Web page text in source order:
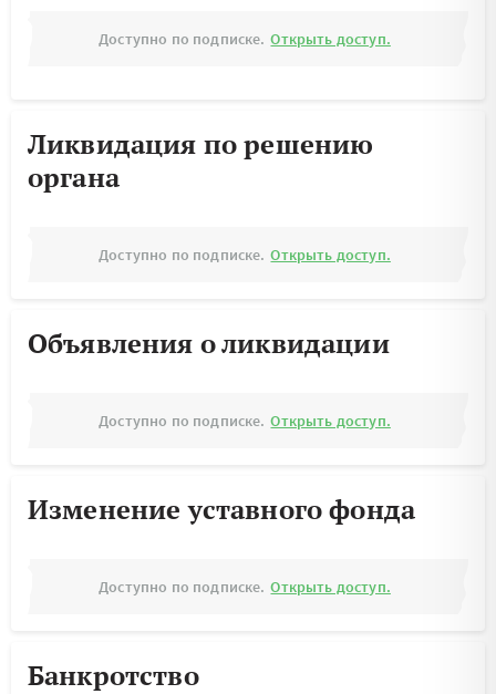
Доступно по подписке. Открыть доступ.
Ликвидация по решению
органа
Доступно по подписке. Открыть доступ.
Объявления о ликвидации
Доступно по подписке. Открыть доступ.
Изменение уставного фонда
Доступно по подписке. Открыть доступ.
Банкротство